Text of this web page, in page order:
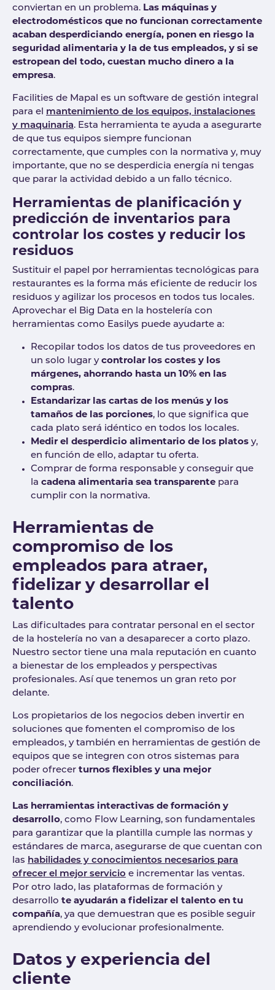
conviertan en un problema. Las máquinas y
electrodomésticos que no funcionan correctamente
acaban desperdiciando energía, ponen en riesgo la
seguridad alimentaria y la de tus empleados, y si se
estropean del todo, cuestan mucho dinero a la
empresa.
Facilities de Mapal es un software de gestión integral
para el mantenimiento de los equipos, instalaciones
y maquinaria. Esta herramienta te ayuda a asegurarte
de que tus equipos siempre funcionan
correctamente, que cumples con la normativa y, muy
importante, que no se desperdicia energía ni tengas
que parar la actividad debido a un fallo técnico.
Herramientas de planificación y
predicción de inventarios para
controlar los costes y reducir los
residuos
Sustituir el papel por herramientas tecnológicas para
restaurantes es la forma más eficiente de reducir los
residuos y agilizar los procesos en todos tus locales.
Aprovechar el Big Data en la hostelería con
herramientas como Easilys puede ayudarte a:
Recopilar todos los datos de tus proveedores en
un solo lugar y controlar los costes y los
márgenes, ahorrando hasta un 10% en las
compras.
Estandarizar las cartas de los menús y los
tamaños de las porciones, lo que significa que
cada plato será idéntico en todos los locales.
Medir el desperdicio alimentario de los platos y,
en función de ello, adaptar tu oferta.
Comprar de forma responsable y conseguir que
la cadena alimentaria sea transparente para
cumplir con la normativa.
Herramientas de
compromiso de los
empleados para atraer,
fidelizar y desarrollar el
talento
Las dificultades para contratar personal en el sector
de la hostelería no van a desaparecer a corto plazo.
Nuestro sector tiene una mala reputación en cuanto
a bienestar de los empleados y perspectivas
profesionales. Así que tenemos un gran reto por
delante.
Los propietarios de los negocios deben invertir en
soluciones que fomenten el compromiso de los
empleados, y también en herramientas de gestión de
equipos que se integren con otros sistemas para
poder ofrecer turnos flexibles y una mejor
conciliación.
Las herramientas interactivas de formación y
desarrollo, como Flow Learning, son fundamentales
para garantizar que la plantilla cumple las normas y
estándares de marca, asegurarse de que cuentan con
las habilidades y conocimientos necesarios para
ofrecer el mejor servicio e incrementar las ventas.
Por otro lado, las plataformas de formación y
desarrollo te ayudarán a fidelizar el talento en tu
compañía, ya que demuestran que es posible seguir
aprendiendo y evolucionar profesionalmente.
Datos y experiencia del
cliente